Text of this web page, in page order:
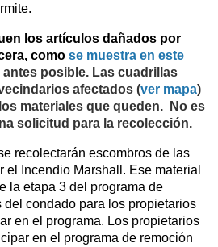
los artículos dañados por
como se muestra en este
antes posible. Las cuadrillas
afectados (ver mapa)
materiales que queden. No es
solicitud para la recolección.
recolectarán escombros de las
el Incendio Marshall. Ese material
la etapa 3 del programa de
del condado para los propietarios
en el programa. Los propietarios
en el programa de remoción